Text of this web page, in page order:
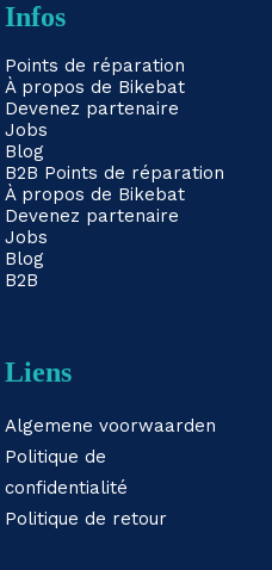
Infos
Points de réparation
À propos de Bikebat
Devenez partenaire
Jobs
Blog
B2B Points de réparation
À propos de Bikebat
Devenez partenaire
Jobs
Blog
B2B
Liens
Algemene voorwaarden
Politique de
confidentialité
Politique de retour